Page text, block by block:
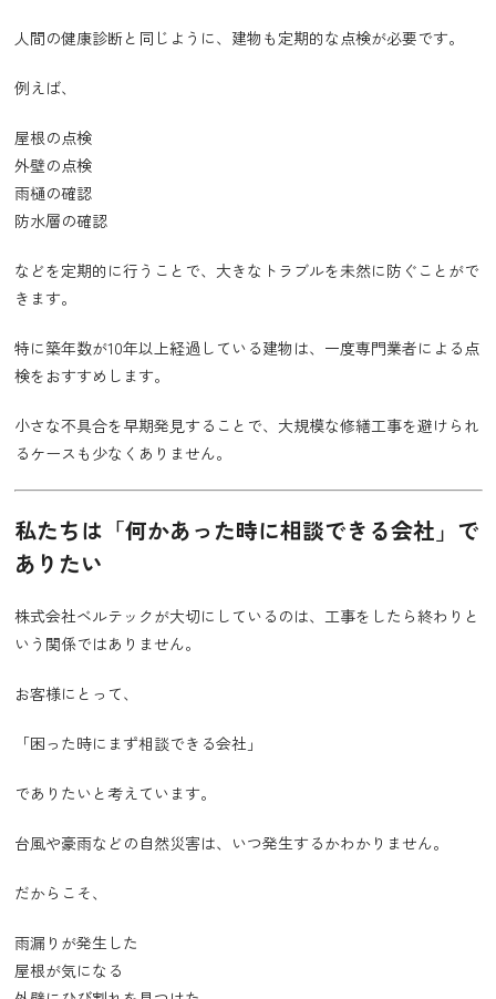
人間の健康診断と同じように、建物も定期的な点検が必要です。
例えば、
屋根の点検
外壁の点検
雨樋の確認
防水層の確認
などを定期的に行うことで、大きなトラブルを未然に防ぐことがで
きます。
特に築年数が10年以上経過している建物は、一度専門業者による点
検をおすすめします。
小さな不具合を早期発見することで、大規模な修繕工事を避けられ
るケースも少なくありません。
私たちは「何かあった時に相談できる会社」で
ありたい
株式会社ベルテックが大切にしているのは、工事をしたら終わりと
いう関係ではありません。
お客様にとって、
「困った時にまず相談できる会社」
でありたいと考えています。
台風や豪雨などの自然災害は、いつ発生するかわかりません。
だからこそ、
雨漏りが発生した
屋根が気になる